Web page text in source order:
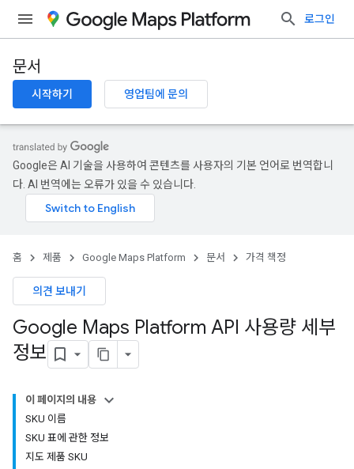
로그인
문서
시작하기 영업팀에 문의
Google은 AI 기술을 사용하여 콘텐츠를 사용자의 기본 언어로 번역합니
다. AI 번역에는 오류가 있을 수 있습니다.
홈 제품 Google Maps Platform 문서 가격 책정
의견 보내기
Google Maps Platform API 사용량 세부
정보
이 페이지의 내용
SKU 이름
SKU 표에 관한 정보
지도 제품 SKU